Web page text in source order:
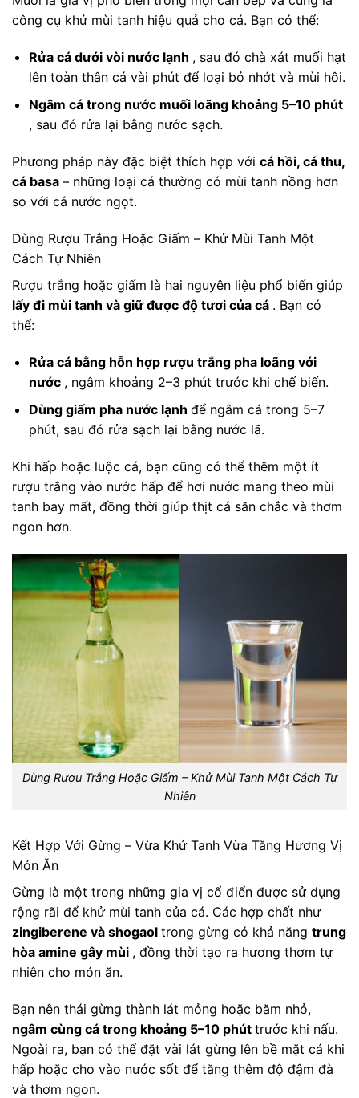
công cụ khử mùi tanh hiệu quả cho cá. Bạn có thể:
Rửa cá dưới vòi nước lạnh , sau đó chà xát muối hạt
lên toàn thân cá vài phút để loại bỏ nhớt và mùi hôi.
Ngâm cá trong nước muối loãng khoảng 5–10 phút
, sau đó rửa lại bằng nước sạch.
Phương pháp này đặc biệt thích hợp với cá hồi, cá thu,
cá basa – những loại cá thường có mùi tanh nồng hơn
so với cá nước ngọt.
Dùng Rượu Trắng Hoặc Giấm – Khử Mùi Tanh Một
Cách Tự Nhiên
Rượu trắng hoặc giấm là hai nguyên liệu phổ biến giúp
lấy đi mùi tanh và giữ được độ tươi của cá . Bạn có
thể:
Rửa cá bằng hỗn hợp rượu trắng pha loãng với
nước , ngâm khoảng 2–3 phút trước khi chế biến.
Dùng giấm pha nước lạnh để ngâm cá trong 5–7
phút, sau đó rửa sạch lại bằng nước lã.
Khi hấp hoặc luộc cá, bạn cũng có thể thêm một ít
rượu trắng vào nước hấp để hơi nước mang theo mùi
tanh bay mất, đồng thời giúp thịt cá săn chắc và thơm
ngon hơn.
Dùng Rượu Trắng Hoặc Giấm – Khử Mùi Tanh Một Cách Tự
Nhiên
Kết Hợp Với Gừng – Vừa Khử Tanh Vừa Tăng Hương Vị
Món Ăn
Gừng là một trong những gia vị cổ điển được sử dụng
rộng rãi để khử mùi tanh của cá. Các hợp chất như
zingiberene và shogaol trong gừng có khả năng trung
hòa amine gây mùi , đồng thời tạo ra hương thơm tự
nhiên cho món ăn.
Bạn nên thái gừng thành lát mỏng hoặc băm nhỏ,
ngâm cùng cá trong khoảng 5–10 phút trước khi nấu.
Ngoài ra, bạn có thể đặt vài lát gừng lên bề mặt cá khi
hấp hoặc cho vào nước sốt để tăng thêm độ đậm đà
và thơm ngon.